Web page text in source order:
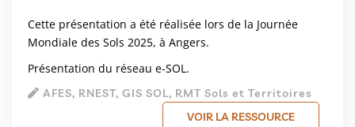
Cette présentation a été réalisée lors de la Journée
Mondiale des Sols 2025, à Angers.
Présentation du réseau e-SOL.
AFES, RNEST, GIS SOL, RMT Sols et Territoires
VOIR LA RESSOURCE